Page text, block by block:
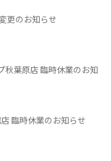
更のお知らせ
秋葉原店 臨時休業のお知
臨時休業のお知らせ